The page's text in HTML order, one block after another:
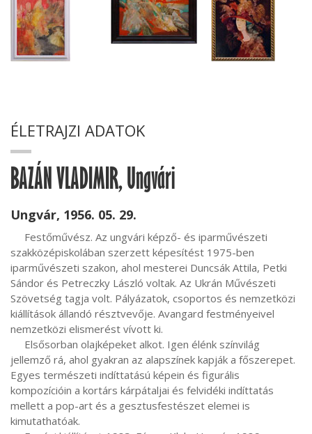
ÉLETRAJZI ADATOK
BAZÁN VLADIMIR, Ungvári
Ungvár, 1956. 05. 29.
szakközépiskolában szerzett képesítést 1975-ben
iparművészeti szakon, ahol mesterei Duncsák Attila, Petki
Sándor és Petreczky László voltak. Az Ukrán Művészeti
Szövetség tagja volt. Pályázatok, csoportos és nemzetközi
kiállítások állandó résztvevője. Avangard festményeivel
nemzetközi elismerést vívott ki.
jellemző rá, ahol gyakran az alapszínek kapják a főszerepet.
Egyes természeti indíttatású képein és figurális
kompozícióin a kortárs kárpátaljai és felvidéki indíttatás
mellett a pop-art és a gesztusfestészet elemei is
kimutathatóak.